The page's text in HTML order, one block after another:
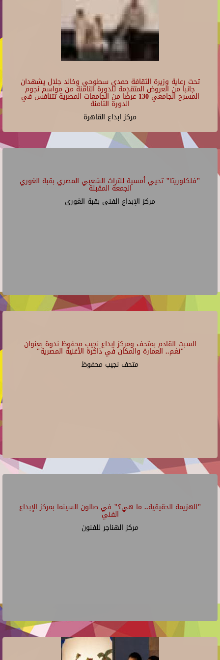
تحت رعاية وزيرة الثقافة حمدي سطوحي وخالد جلال يشهدان
جانبا من العروض المتقدمة للدورة الثامنة من مواسم نجوم
المسرح الجامعي 130 عرضًا من الجامعات المصرية تتنافس في
الدورة الثامنة
مركز ابداع القاهرة
"فلكلوريتا" تحيي أمسية للتراث الشعبي المصري بقبة الغوري
الجمعة المقبلة
مركز الإبداع الفنى بقبة الغورى
السبت القادم بمتحف ومركز إبداع نجيب محفوظ ندوة بعنوان
"نغم.. العمارة والمكان في ذاكرة الأغنية المصرية"
متحف نجيب محفوظ
"الهزيمة الحقيقية.. ما هي؟" في صالون السينما بمركز الإبداع
الفني
مركز الهناجر للفنون